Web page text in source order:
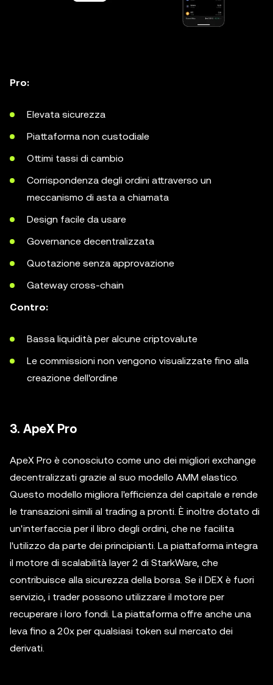
Pro:
Elevata sicurezza
Piattaforma non custodiale
Ottimi tassi di cambio
Corrispondenza degli ordini attraverso un
meccanismo di asta a chiamata
Design facile da usare
Governance decentralizzata
Quotazione senza approvazione
Gateway cross-chain
Contro:
Bassa liquidità per alcune criptovalute
Le commissioni non vengono visualizzate fino alla
creazione dell'ordine
3. ApeX Pro
ApeX Pro è conosciuto come uno dei migliori exchange
decentralizzati grazie al suo modello AMM elastico.
Questo modello migliora l'efficienza del capitale e rende
le transazioni simili al trading a pronti. È inoltre dotato di
un'interfaccia per il libro degli ordini, che ne facilita
l'utilizzo da parte dei principianti. La piattaforma integra
il motore di scalabilità layer 2 di StarkWare, che
contribuisce alla sicurezza della borsa. Se il DEX è fuori
servizio, i trader possono utilizzare il motore per
recuperare i loro fondi. La piattaforma offre anche una
leva fino a 20x per qualsiasi token sul mercato dei
derivati.